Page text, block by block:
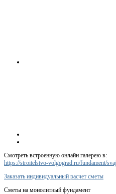
Смотреть встроенную онлайн галерею в:
https://stroitelstvo-volgograd.ru/fundament/
Заказать индивидуальный расчет сметы
Сметы на монолитный фундамент